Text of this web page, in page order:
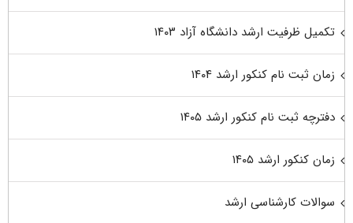
تکمیل ظرفیت ارشد دانشگاه آزاد ۱۴۰۳
زمان ثبت نام کنکور ارشد ۱۴۰۴
دفترچه ثبت نام کنکور ارشد ۱۴۰۵
زمان کنکور ارشد ۱۴۰۵
سوالات کارشناسی ارشد